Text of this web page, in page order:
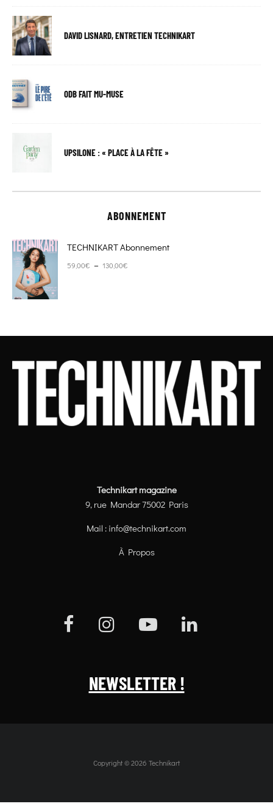
DAVID LISNARD, ENTRETIEN TECHNIKART
ODB FAIT MU-MUSE
UPSILONE : « PLACE À LA FÊTE »
ABONNEMENT
TECHNIKART Abonnement
59,00€ – 130,00€
Technikart magazine
9, rue Mandar 75002 Paris
Mail : info@technikart.com
À Propos
NEWSLETTER !
Copyright © 2026 Technikart